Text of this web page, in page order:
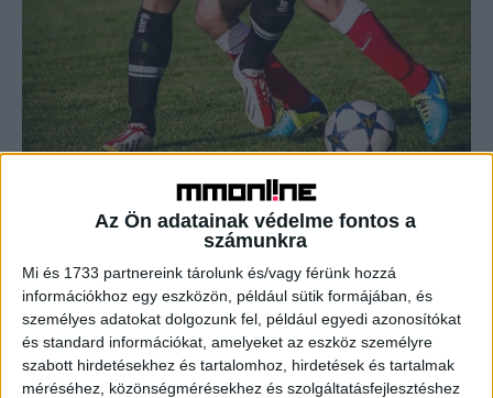
Az Ön adatainak védelme fontos a
számunkra
Mi és 1733 partnereink tárolunk és/vagy férünk hozzá
információkhoz egy eszközön, például sütik formájában, és
személyes adatokat dolgozunk fel, például egyedi azonosítókat
és standard információkat, amelyeket az eszköz személyre
szabott hirdetésekhez és tartalomhoz, hirdetések és tartalmak
méréséhez, közönségmérésekhez és szolgáltatásfejlesztéshez
Óriási húzás – Az RTL adja a Bajnokok
Ligáját
Történelmi jelentőségű megállapodást kötött az RTL
Magyarország és az UEFA. A 2024/25-ös szezontól a
következő három szezonon át az RTL lesz a Bajnokok
Ligája...